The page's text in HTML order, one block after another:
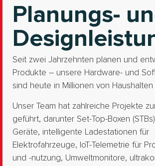
Planungs-
Seit zwei Jahrzehnten planen und
Produkte – unsere Hardware- und
sind heute in Millionen von Haushalten
Unser Team hat zahlreiche Projekte
geführt, darunter Set-Top-Boxen
Geräte, intelligente Ladestationen für
Elektrofahrzeuge, IoT-Telemetrie für
und -nutzung, Umweltmonitore,